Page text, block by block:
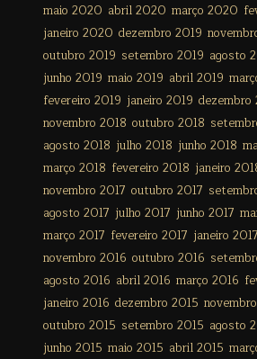
maio 2020 abril 2020 março 2020
janeiro 2020 dezembro 2019
outubro 2019 setembro 2019 agosto
junho 2019 maio 2019 abril 2019
fevereiro 2019 janeiro 2019 dezembro
novembro 2018 outubro 2018
agosto 2018 julho 2018 junho 2018
março 2018 fevereiro 2018 janeiro
novembro 2017 outubro 2017
agosto 2017 julho 2017 junho 2017
março 2017 fevereiro 2017 janeiro 2017
novembro 2016 outubro 2016
agosto 2016 abril 2016 março 2016
janeiro 2016 dezembro 2015
outubro 2015 setembro 2015 agosto
junho 2015 maio 2015 abril 2015